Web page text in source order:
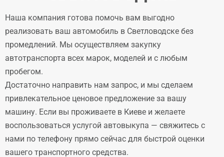
Наша компания готова помочь вам выгодно
реализовать ваш автомобиль в Светловодске без
промедлений. Мы осуществляем закупку
автотранспорта всех марок, моделей и с любым
пробегом.
Достаточно направить нам запрос, и мы сделаем
привлекательное ценовое предложение за вашу
машину. Если вы проживаете в Киеве и желаете
воспользоваться услугой автовыкупа — свяжитесь с
нами по телефону прямо сейчас для быстрой оценки
вашего транспортного средства.